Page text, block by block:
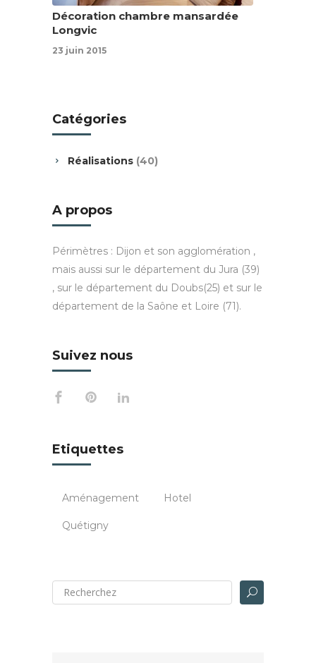
Décoration chambre mansardée
Longvic
23 juin 2015
Catégories
Réalisations (40)
A propos
Périmètres : Dijon et son agglomération ,
mais aussi sur le département du Jura (39)
, sur le département du Doubs(25) et sur le
département de la Saône et Loire (71).
Suivez nous
Etiquettes
Aménagement Hotel
Quétigny